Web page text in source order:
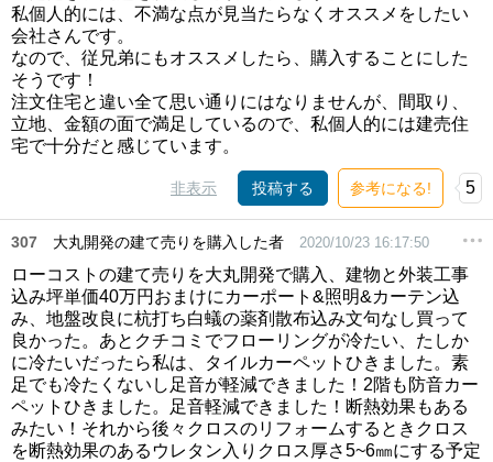
私個人的には、不満な点が見当たらなくオススメをしたい
会社さんです。
なので、従兄弟にもオススメしたら、購入することにした
そうです！
注文住宅と違い全て思い通りにはなりませんが、間取り、
立地、金額の面で満足しているので、私個人的には建売住
宅で十分だと感じています。
非表示 投稿する 参考になる! 5
307 大丸開発の建て売りを購入した者 2020/10/23 16:17:50
ローコストの建て売りを大丸開発で購入、建物と外装工事
込み坪単価40万円おまけにカーポート&照明&カーテン込
み、地盤改良に杭打ち白蟻の薬剤散布込み文句なし買って
良かった。あとクチコミでフローリングが冷たい、たしか
に冷たいだったら私は、タイルカーペットひきました。素
足でも冷たくないし足音が軽減できました！2階も防音カー
ペットひきました。足音軽減できました！断熱効果もある
みたい！それから後々クロスのリフォームするときクロス
を断熱効果のあるウレタン入りクロス厚さ5~6㎜にする予定